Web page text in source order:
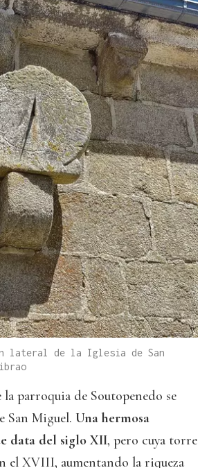
lateral de la Iglesia de San
parroquia de Soutopenedo se
San Miguel. Una hermosa
data del siglo XII, pero cuya torre
el XVIII, aumentando la riqueza